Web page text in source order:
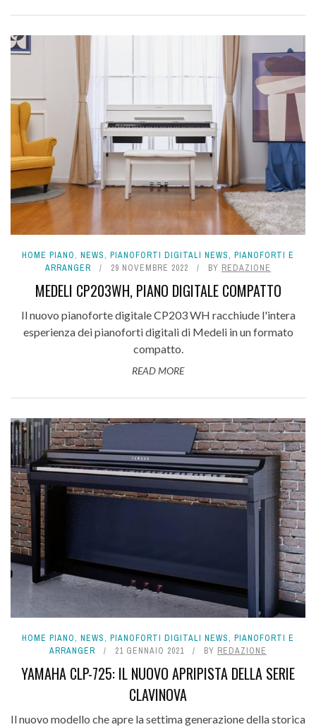
HOME PIANO, NEWS, PIANOFORTI DIGITALI NEWS, PIANOFORTI E
ARRANGER
29 NOVEMBRE 2022 BY REDAZIONE
MEDELI CP203WH, PIANO DIGITALE COMPATTO
Il nuovo pianoforte digitale CP203 WH racchiude l'intera
esperienza dei pianoforti digitali di Medeli in un formato
compatto.
READ MORE
HOME PIANO, NEWS, PIANOFORTI DIGITALI NEWS, PIANOFORTI E
ARRANGER
21 GENNAIO 2021 BY REDAZIONE
YAMAHA CLP-725: IL NUOVO APRIPISTA DELLA SERIE
CLAVINOVA
Il nuovo modello che apre la settima generazione della storica